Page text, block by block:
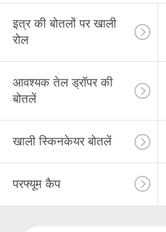
इत्र की बोतलों पर खाली
रोल
आवश्यक तेल ड्रॉपर की
बोतलें
खाली स्किनकेयर बोतलें
परफ्यूम कैप